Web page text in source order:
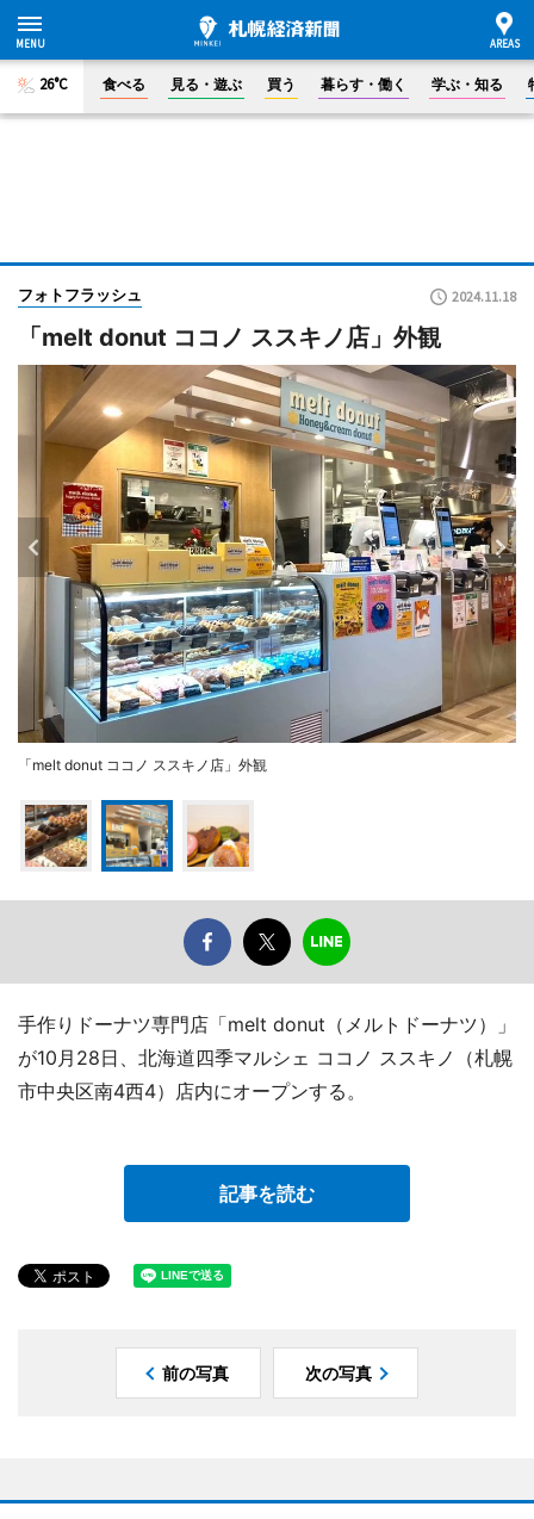
26°C 食べる 見る・遊ぶ 買う 暮らす・働く 学ぶ・知る
フォトフラッシュ 2024.11.18
「melt donut ココノ ススキノ店」外観
「melt donut ココノ ススキノ店」外観
手作りドーナツ専門店「melt donut（メルトドーナツ）」
が10月28日、北海道四季マルシェ ココノ ススキノ（札幌
市中央区南4西4）店内にオープンする。
記事を読む
前の写真 次の写真